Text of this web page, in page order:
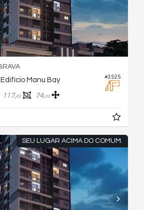
#3.925
Manu Bay
117,00 74,00
SEU LUGAR ACIMA DO COMUM.